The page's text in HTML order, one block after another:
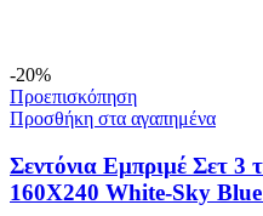
-20%
Προεπισκόπηση
Προσθήκη στα αγαπημένα
Σεντόνια Εμπριμέ Σετ
160X240 White-Sky